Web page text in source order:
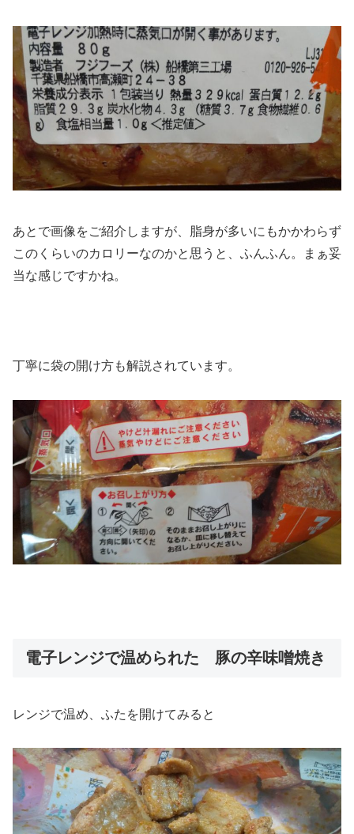
あとで画像をご紹介しますが、脂身が多いにもかかわらず
このくらいのカロリーなのかと思うと、ふんふん。まぁ妥
当な感じですかね。
丁寧に袋の開け方も解説されています。
電子レンジで温められた 豚の辛味噌焼き
レンジで温め、ふたを開けてみると